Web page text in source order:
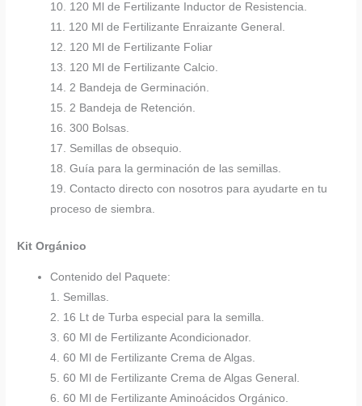
10. 120 Ml de Fertilizante Inductor de Resistencia.
11. 120 Ml de Fertilizante Enraizante General.
12. 120 Ml de Fertilizante Foliar
13. 120 Ml de Fertilizante Calcio.
14. 2 Bandeja de Germinación.
15. 2 Bandeja de Retención.
16. 300 Bolsas.
17. Semillas de obsequio.
18. Guía para la germinación de las semillas.
19. Contacto directo con nosotros para ayudarte en tu
proceso de siembra.
Kit Orgánico
Contenido del Paquete:
1. Semillas.
2. 16 Lt de Turba especial para la semilla.
3. 60 Ml de Fertilizante Acondicionador.
4. 60 Ml de Fertilizante Crema de Algas.
5. 60 Ml de Fertilizante Crema de Algas General.
6. 60 Ml de Fertilizante Aminoácidos Orgánico.